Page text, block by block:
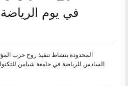
في يوم
المحدودة بنشاط تنفيذ روح حزب